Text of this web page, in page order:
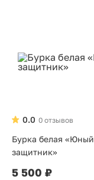
0 отзывов
0.0
Бурка белая «Юный
защитник»
5 500 ₽